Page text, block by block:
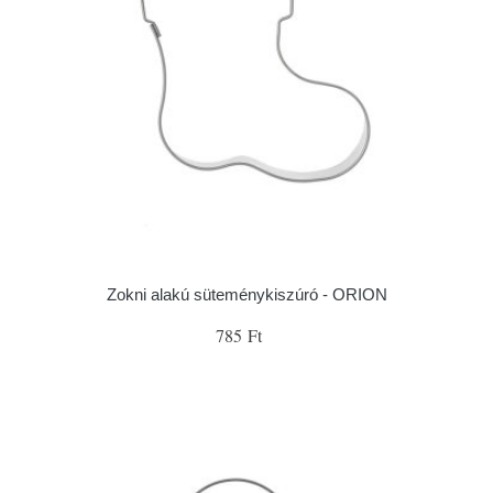
Zokni alakú süteménykiszúró - ORION
785 Ft